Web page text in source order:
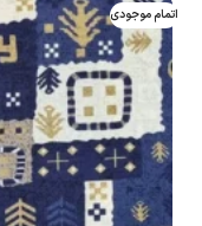
اتمام موجودی